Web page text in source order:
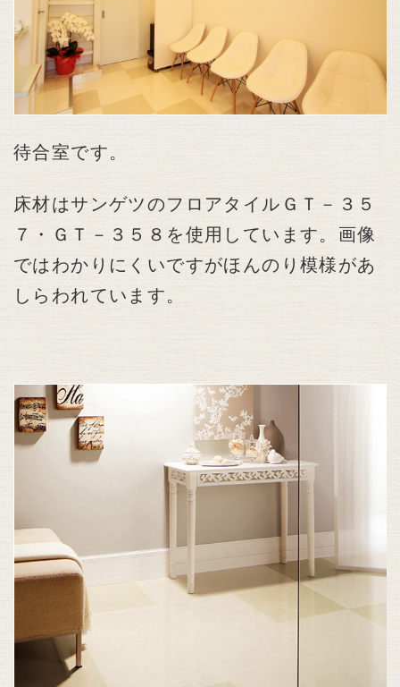
待合室です。
床材はサンゲツのフロアタイルＧＴ－３５
７・ＧＴ－３５８を使用しています。画像
ではわかりにくいですがほんのり模様があ
しらわれています。